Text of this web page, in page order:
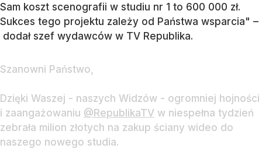
Sam koszt scenografii w studiu nr 1 to 600 000 zł.
Sukces tego projektu zależy od Państwa wsparcia" –
dodał szef wydawców w TV Republika.
Szanowni Państwo,
Dzięki Waszej - naszych Widzów - ogromniej hojności
i zaangażowaniu @RepublikaTV w niespełna tydzień
zebrała milion złotych na zakup ściany wideo do
naszego nowego studia.